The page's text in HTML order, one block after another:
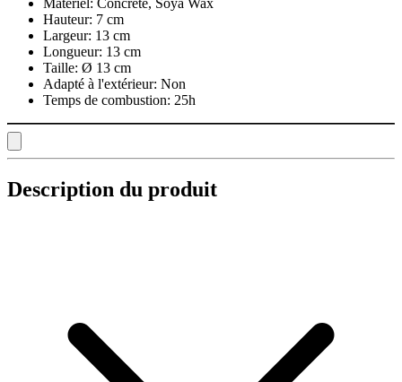
Matériel: Concrete, Soya Wax
Hauteur: 7 cm
Largeur: 13 cm
Longueur: 13 cm
Taille: Ø 13 cm
Adapté à l'extérieur: Non
Temps de combustion: 25h
Description du produit